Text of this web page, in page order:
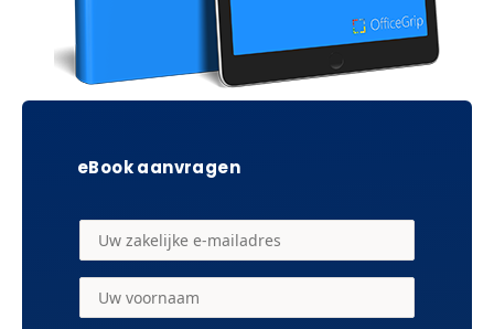
eBook aanvragen